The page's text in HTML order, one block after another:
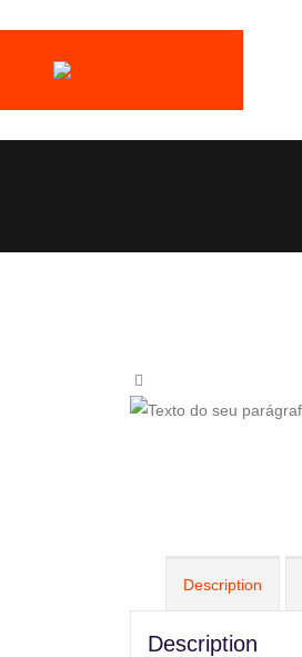
Description
Description